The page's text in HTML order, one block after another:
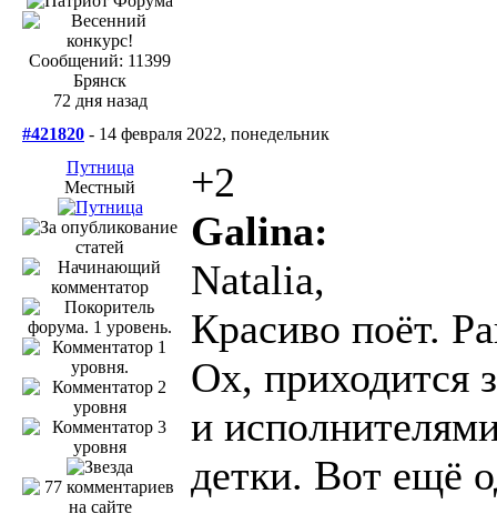
Сообщений: 11399
Брянск
72 дня назад
#421820 - 14 февраля 2022, понедельник
Путница
Местный
+2
Galina:
Natalia,
Красиво поёт.
Ох, приходится
и
детки. Вот ещё